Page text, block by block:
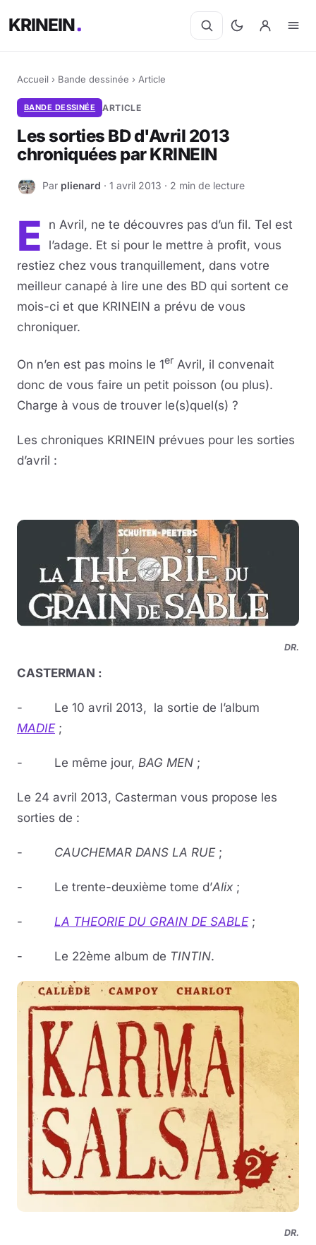
KRINEIN
Accueil › Bande dessinée › Article
BANDE DESSINÉE ARTICLE
Les sorties BD d'Avril 2013
chroniquées par KRINEIN
P Par plienard · 1 avril 2013 · 2 min de lecture
E
n Avril, ne te découvres pas d’un fil. Tel est
l’adage. Et si pour le mettre à profit, vous
restiez chez vous tranquillement, dans votre
meilleur canapé à lire une des BD qui sortent ce
mois-ci et que KRINEIN a prévu de vous
chroniquer.
On n’en est pas moins le 1er Avril, il convenait
donc de vous faire un petit poisson (ou plus).
Charge à vous de trouver le(s)quel(s) ?
Les chroniques KRINEIN prévues pour les sorties
d’avril :
DR.
CASTERMAN :
- Le 10 avril 2013, la sortie de l’album
MADIE;
- Le même jour, BAG MEN ;
Le 24 avril 2013, Casterman vous propose les
sorties de :
- CAUCHEMAR DANS LA RUE ;
- Le trente-deuxième tome d’Alix ;
- LA THEORIE DU GRAIN DE SABLE;
- Le 22ème album de TINTIN.
DR.